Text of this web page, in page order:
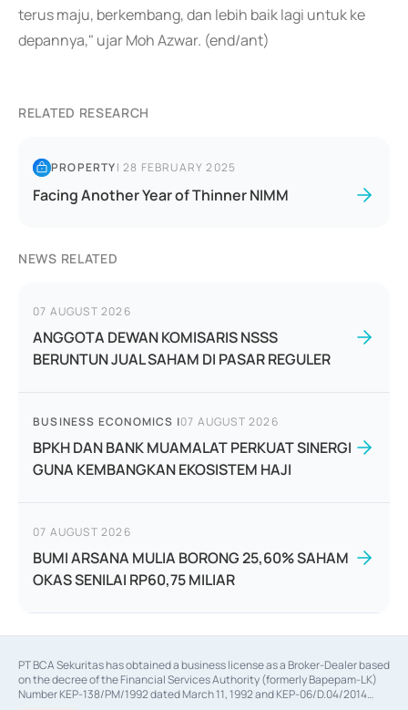
terus maju, berkembang, dan lebih baik lagi untuk ke
depannya," ujar Moh Azwar. (end/ant)
RELATED RESEARCH
PROPERTY|28 FEBRUARY 2025
Facing Another Year of Thinner NIMM
NEWS RELATED
07 AUGUST 2026
ANGGOTA DEWAN KOMISARIS NSSS
BERUNTUN JUAL SAHAM DI PASAR REGULER
BUSINESS ECONOMICS |07 AUGUST 2026
BPKH DAN BANK MUAMALAT PERKUAT SINERGI
GUNA KEMBANGKAN EKOSISTEM HAJI
07 AUGUST 2026
BUMI ARSANA MULIA BORONG 25,60% SAHAM
OKAS SENILAI RP60,75 MILIAR
PT BCA Sekuritas has obtained a business license as a Broker-Dealer based
on the decree of the Financial Services Authority (formerly Bapepam-LK)
Number KEP-138/PM/1992 dated March 11, 1992 and KEP-06/D.04/2014